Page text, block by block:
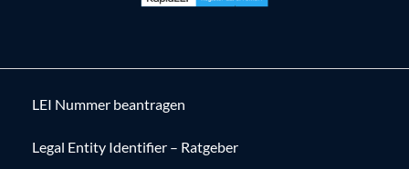
LEI Nummer beantragen
Legal Entity Identifier – Ratgeber